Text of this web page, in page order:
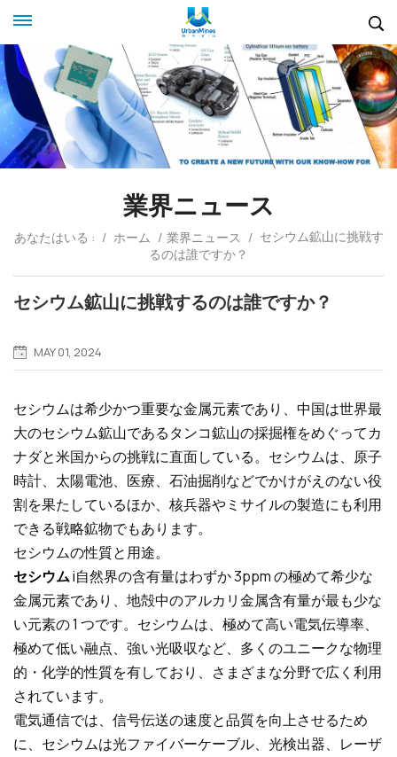
業界ニュース
あなたはいる : / ホーム / 業界ニュース / セシウム鉱山に挑戦す
るのは誰ですか？
セシウム鉱山に挑戦するのは誰ですか？
MAY 01, 2024
セシウムは希少かつ重要な金属元素であり、中国は世界最
大のセシウム鉱山であるタンコ鉱山の採掘権をめぐってカ
ナダと米国からの挑戦に直面している。セシウムは、原子
時計、太陽電池、医療、石油掘削などでかけがえのない役
割を果たしているほか、核兵器やミサイルの製造にも利用
できる戦略鉱物でもあります。
セシウムの性質と用途。
セシウムi自然界の含有量はわずか 3ppm の極めて希少な
金属元素であり、地殻中のアルカリ金属含有量が最も少な
い元素の 1 つです。セシウムは、極めて高い電気伝導率、
極めて低い融点、強い光吸収など、多くのユニークな物理
的・化学的性質を有しており、さまざまな分野で広く利用
されています。
電気通信では、信号伝送の速度と品質を向上させるため
に、セシウムは光ファイバーケーブル、光検出器、レーザ